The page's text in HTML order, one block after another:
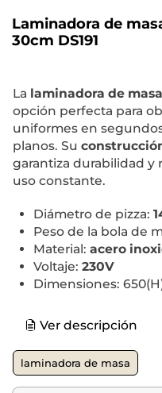
Laminadora de
30cm DS191
La laminadora de
opción perfecta para
uniformes en
planos. Su
garantiza durabilidad y
uso constante.
Diámetro de pizza:
Peso de la bola de
Material: acero
Voltaje: 230V
Dimensiones:
Ver descripción
laminadora de masa